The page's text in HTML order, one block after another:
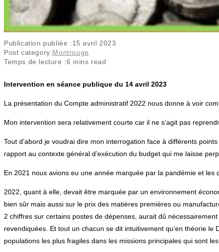
Publication publiée :15 avril 2023
Post category:Montrouge
Temps de lecture :6 mins read
Intervention en séance publique du 14 avril 2023
La présentation du Compte administratif 2022 nous donne à voir
Mon intervention sera relativement courte car il ne s’agit pas
Tout d’abord je voudrai dire mon interrogation face à différents
rapport au contexte général d’exécution du budget qui me laisse
En 2021 nous avions eu une année marquée par la pandémie et les
2022, quant à elle, devait être marquée par un environnement
bien sûr mais aussi sur le prix des matières premières ou
2 chiffres sur certains postes de dépenses, aurait dû
revendiquées. Et tout un chacun se dit intuitivement qu’en théorie
populations les plus fragiles dans les missions principales qui sont